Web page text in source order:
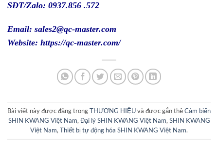
SĐT/Zalo: 0937.856 .572
Email: sales2@qc-master.com
Website: https://qc-master.com/
Bài viết này được đăng trongTHƯƠNG HIỆUvà được gắn thẻCảm biến
SHIN KWANG Việt Nam,Đại lý SHIN KWANG Việt Nam,SHIN KWANG
Việt Nam,Thiết bị tự động hóa SHIN KWANG Việt Nam.